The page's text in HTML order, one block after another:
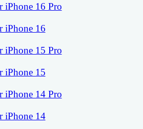
iPhone 16 Pro
iPhone 16
iPhone 15 Pro
iPhone 15
iPhone 14 Pro
iPhone 14